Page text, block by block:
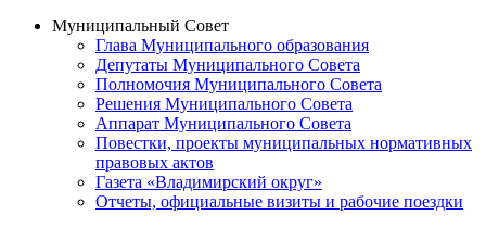
Муниципальный Совет
Глава Муниципального образования
Депутаты Муниципального Совета
Полномочия Муниципального Совета
Решения Муниципального Совета
Аппарат Муниципального Совета
Повестки, проекты муниципальных нормативных
правовых актов
Газета «Владимирский округ»
Отчеты, официальные визиты и рабочие поездки